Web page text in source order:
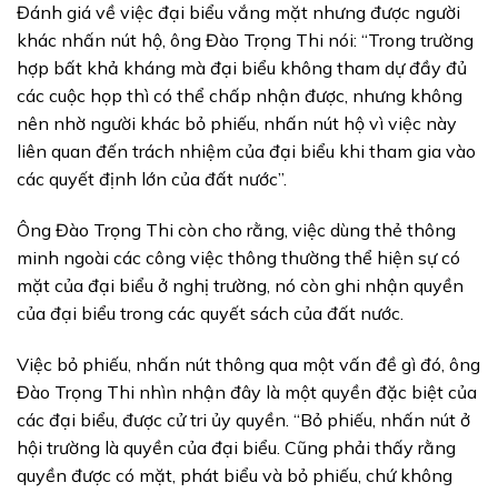
Đánh giá về việc đại biểu vắng mặt nhưng được người
khác nhấn nút hộ, ông Đào Trọng Thi nói: “Trong trường
hợp bất khả kháng mà đại biểu không tham dự đầy đủ
các cuộc họp thì có thể chấp nhận được, nhưng không
nên nhờ người khác bỏ phiếu, nhấn nút hộ vì việc này
liên quan đến trách nhiệm của đại biểu khi tham gia vào
các quyết định lớn của đất nước”.
Ông Đào Trọng Thi còn cho rằng, việc dùng thẻ thông
minh ngoài các công việc thông thường thể hiện sự có
mặt của đại biểu ở nghị trường, nó còn ghi nhận quyền
của đại biểu trong các quyết sách của đất nước.
Việc bỏ phiếu, nhấn nút thông qua một vấn đề gì đó, ông
Đào Trọng Thi nhìn nhận đây là một quyền đặc biệt của
các đại biểu, được cử tri ủy quyền. “Bỏ phiếu, nhấn nút ở
hội trường là quyền của đại biểu. Cũng phải thấy rằng
quyền được có mặt, phát biểu và bỏ phiếu, chứ không